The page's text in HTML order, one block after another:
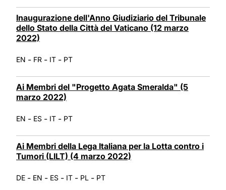
Inaugurazione dell'Anno Giudiziario del Tribunale
dello Stato della Città del Vaticano (12 marzo
2022)
EN - FR - IT - PT
Ai Membri del "Progetto Agata Smeralda" (5
marzo 2022)
EN - ES - IT - PT
Ai Membri della Lega Italiana per la Lotta contro i
Tumori (LILT) (4 marzo 2022)
DE - EN - ES - IT - PL - PT